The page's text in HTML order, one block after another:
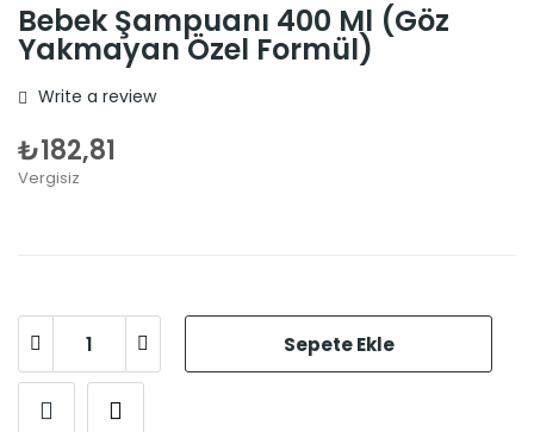
Bebek Şampuanı 400 Ml (Göz
Yakmayan Özel Formül)
Write a review
₺182,81
Vergisiz
Sepete Ekle